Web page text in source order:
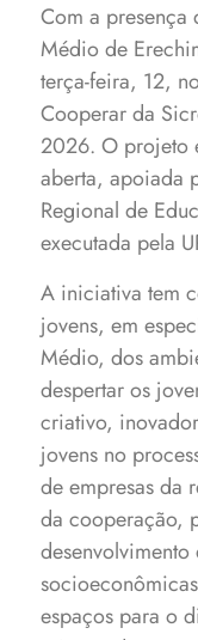
Com a presença
Médio de
terça-feira, 12,
Cooperar da
2026. O projeto
aberta, apoiada
Regional de
executada pela
A iniciativa tem
jovens, em
Médio, dos
despertar os
criativo,
jovens no
de empresas da
da cooperação,
espaços para o